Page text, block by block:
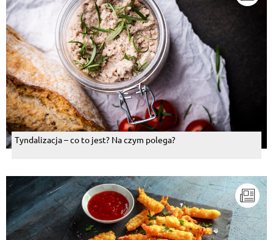
Tyndalizacja – co to jest? Na czym polega?